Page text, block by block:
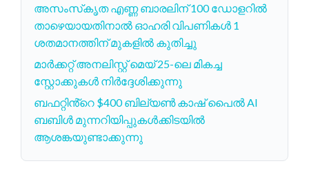
അസംസ്‌കൃത എണ്ണ ബാരലിന് 100 ഡോളറിൽ
താഴെയായതിനാൽ ഓഹരി വിപണികൾ 1
ശതമാനത്തിന് മുകളിൽ കുതിച്ചു
മാർക്കറ്റ് അനലിസ്റ്റ് മെയ് 25-ലെ മികച്ച
സ്റ്റോക്കുകൾ നിർദ്ദേശിക്കുന്നു
ബഫറ്റിൻ്റെ $400 ബില്യൺ കാഷ് പൈൽ AI
ബബിൾ മുന്നറിയിപ്പുകൾക്കിടയിൽ
ആശങ്കയുണ്ടാക്കുന്നു